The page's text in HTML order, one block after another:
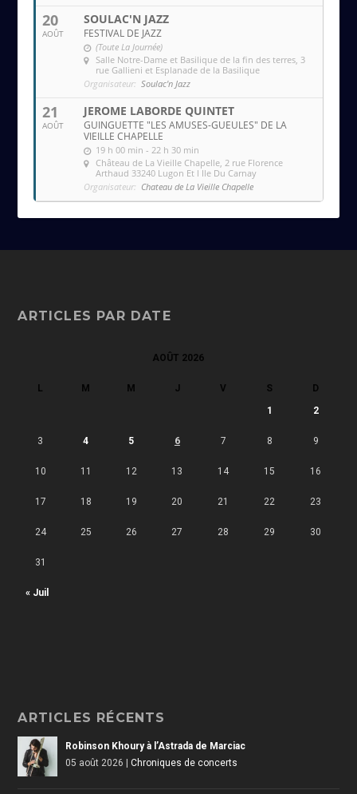
20
AOÛT
SOULAC'N JAZZ
FESTIVAL DE JAZZ
(Toute La Journée)
Salle Notre-Dame et Basilique de la fin des terres, 3
rue Gallieni et Esplanade de la Basilique
Organisateur: Soulac'n Jazz
21
AOÛT
JEROME LABORDE QUINTET
GUINGUETTE "LES AMUSES-GUEULES" DE LA
VIEILLE CHAPELLE
19 h 00 min - 22 h 30 min
Château de La Vieille Chapelle, 2 rue Florence
Arthaud 33240 Lugon Et l Ile Du Carnay
Organisateur: Chateau de La Vieille Chapelle
ARTICLES PAR DATE
AOÛT 2026
L M M J V S D
« Juil
1 2
3 4 5 6 7 8 9
10 11 12 13 14 15 16
17 18 19 20 21 22 23
24 25 26 27 28 29 30
31
ARTICLES RÉCENTS
Robinson Khoury à l’Astrada de Marciac
05 août 2026
|Chroniques de concerts